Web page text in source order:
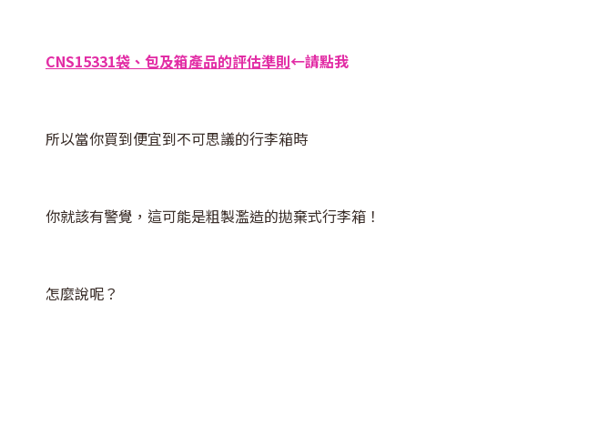
CNS15331袋、包及箱產品的評估準則←請點我
所以當你買到便宜到不可思議的行李箱時
你就該有警覺，這可能是粗製濫造的拋棄式行李箱！
怎麼說呢？